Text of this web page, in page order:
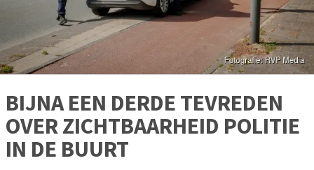
BIJNA EEN DERDE TEVREDEN
OVER ZICHTBAARHEID POLITIE
IN DE BUURT